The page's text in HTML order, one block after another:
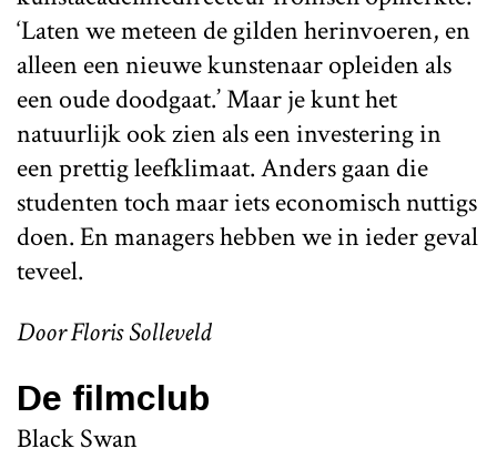
‘Laten we meteen de gilden herinvoeren, en
alleen een nieuwe kunstenaar opleiden als
een oude doodgaat.’ Maar je kunt het
natuurlijk ook zien als een investering in
een prettig leefklimaat. Anders gaan die
studenten toch maar iets economisch nuttigs
doen. En managers hebben we in ieder geval
teveel.
Door Floris Solleveld
De filmclub
Black Swan